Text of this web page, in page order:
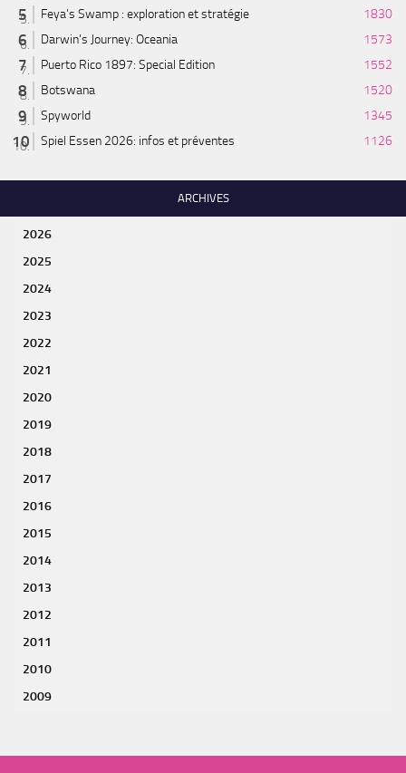
Feya’s Swamp : exploration et stratégie
1830
Darwin's Journey: Oceania
1573
Puerto Rico 1897: Special Edition
1552
Botswana
1520
Spyworld
1345
Spiel Essen 2026: infos et préventes
1126
ARCHIVES
2026
2025
2024
2023
2022
2021
2020
2019
2018
2017
2016
2015
2014
2013
2012
2011
2010
2009